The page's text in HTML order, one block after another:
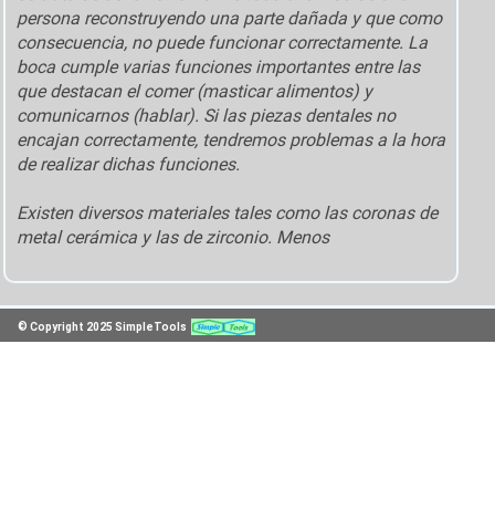
persona reconstruyendo una parte dañada y que como
consecuencia, no puede funcionar correctamente. La
boca cumple varias funciones importantes entre las
que destacan el comer (masticar alimentos) y
comunicarnos (hablar). Si las piezas dentales no
encajan correctamente, tendremos problemas a la hora
de realizar dichas funciones.
Existen diversos materiales tales como las coronas de
metal cerámica y las de zirconio. Menos
© Copyright 2025 SimpleTools